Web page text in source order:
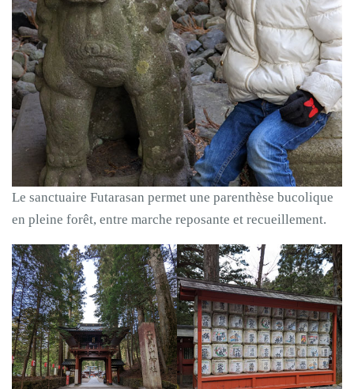
Le sanctuaire Futarasan permet une parenthèse bucolique
en pleine forêt, entre marche reposante et recueillement.